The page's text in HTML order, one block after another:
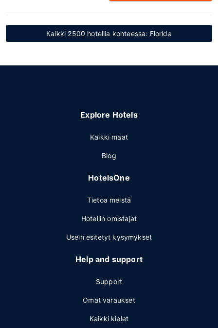
Kaikki 2500 hotellia kohteessa: Florida
Explore Hotels
Kaikki maat
Blog
HotelsOne
Tietoa meistä
Hotellin omistajat
Usein esitetyt kysymykset
Help and support
Support
Omat varaukset
Kaikki kielet